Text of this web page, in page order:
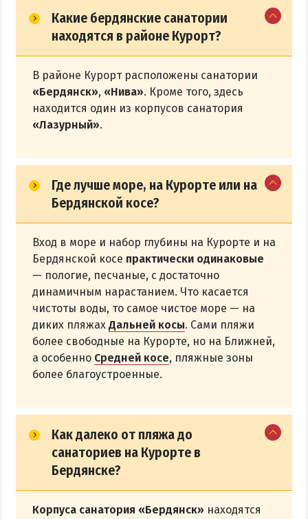
Какие бердянские санатории
находятся в районе Курорт?
В районе Курорт расположены санатории
«Бердянск», «Нива». Кроме того, здесь
находится один из корпусов санатория
«Лазурный».
Где лучше море, на Курорте или на
Бердянской косе?
Вход в море и набор глубины на Курорте и на
Бердянской косе практически одинаковые
— пологие, песчаные, с достаточно
динамичным нарастанием. Что касается
чистоты воды, то самое чистое море — на
диких пляжах Дальней косы. Сами пляжи
более свободные на Курорте, но на Ближней,
а особенно Средней косе, пляжные зоны
более благоустроенные.
Как далеко от пляжа до
санаториев на Курорте в
Бердянске?
Корпуса санатория «Бердянск» находятся